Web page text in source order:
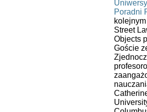
Street
Objects
Goście